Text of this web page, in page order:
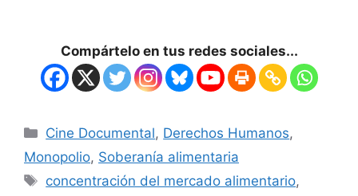
Compártelo en tus redes sociales...
Cine Documental, Derechos Humanos,
Monopolio, Soberanía alimentaria
concentración del mercado alimentario,